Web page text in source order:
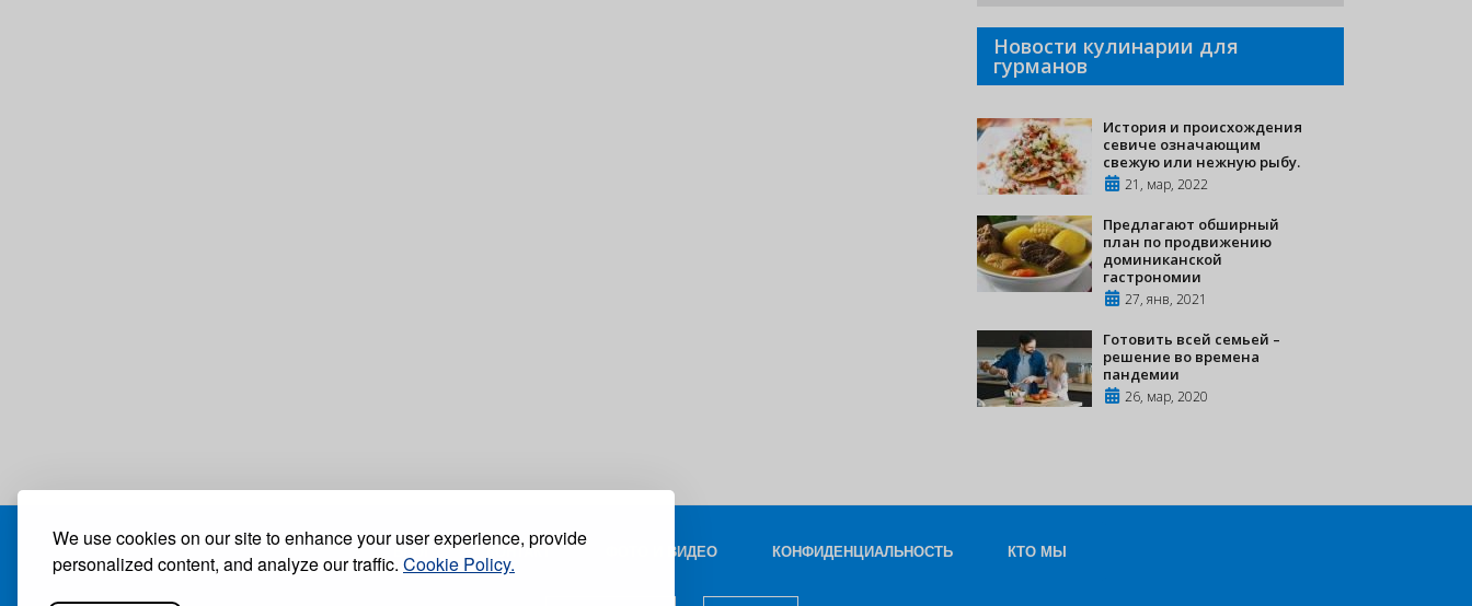
We use cookies on our site to enhance your user experience, provide
personalized content, and analyze our traffic. Cookie Policy.
Новости кулинарии для
гурманов
История и происхождения
севиче означающим
свежую или нежную рыбу.
21, мар, 2022
Предлагают обширный
план по продвижению
доминиканской
гастрономии
27, янв, 2021
Готовить всей семьей –
решение во времена
пандемии
26, мар, 2020
КОНТАКТ ФОТО И ВИДЕО КОНФИДЕНЦИАЛЬНОСТЬ КТО МЫ